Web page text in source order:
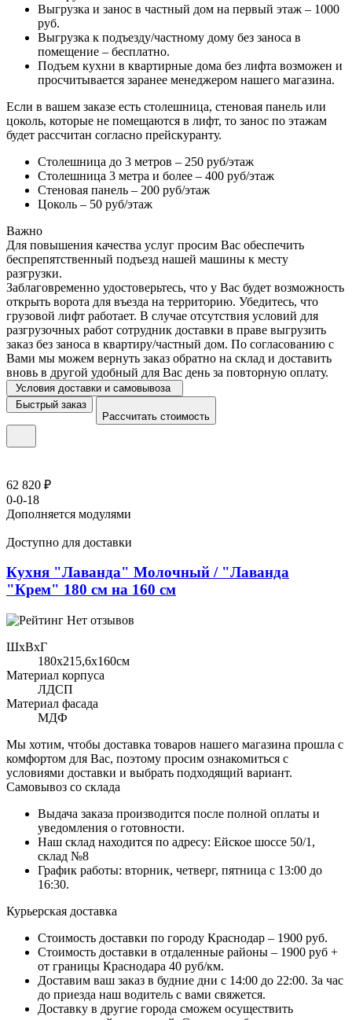
Выгрузка и занос в частный дом на первый этаж – 1000
руб.
Выгрузка к подъезду/частному дому без заноса в
помещение – бесплатно.
Подъем кухни в квартирные дома без лифта возможен и
просчитывается заранее менеджером нашего магазина.
Если в вашем заказе есть столешница, стеновая панель или
цоколь, которые не помещаются в лифт, то занос по этажам
будет рассчитан согласно прейскуранту.
Столешница до 3 метров – 250 руб/этаж
Столешница 3 метра и более – 400 руб/этаж
Стеновая панель – 200 руб/этаж
Цоколь – 50 руб/этаж
Важно
Для повышения качества услуг просим Вас обеспечить
беспрепятственный подъезд нашей машины к месту
разгрузки.
Заблаговременно удостоверьтесь, что у Вас будет возможность
открыть ворота для въезда на территорию. Убедитесь, что
грузовой лифт работает. В случае отсутствия условий для
разгрузочных работ сотрудник доставки в праве выгрузить
заказ без заноса в квартиру/частный дом. По согласованию с
Вами мы можем вернуть заказ обратно на склад и доставить
вновь в другой удобный для Вас день за повторную оплату.
Условия доставки и самовывоза
Быстрый заказ
Рассчитать стоимость
62 820 ₽
0-0-18
Дополняется модулями
Доступно для доставки
Кухня "Лаванда" Молочный / "Лаванда
"Крем" 180 см на 160 см
Нет отзывов
ШхВхГ
180x215,6х160см
Материал корпуса
ЛДСП
Материал фасада
МДФ
Мы хотим, чтобы доставка товаров нашего магазина прошла с
комфортом для Вас, поэтому просим ознакомиться с
условиями доставки и выбрать подходящий вариант.
Самовывоз со склада
Выдача заказа производится после полной оплаты и
уведомления о готовности.
Наш склад находится по адресу: Ейское шоссе 50/1,
склад №8
График работы: вторник, четверг, пятница с 13:00 до
16:30.
Курьерская доставка
Стоимость доставки по городу Краснодар – 1900 руб.
Стоимость доставки в отдаленные районы – 1900 руб +
от границы Краснодара 40 руб/км.
Доставим ваш заказ в будние дни с 14:00 до 22:00. За час
до приезда наш водитель с вами свяжется.
Доставку в другие города сможем осуществить